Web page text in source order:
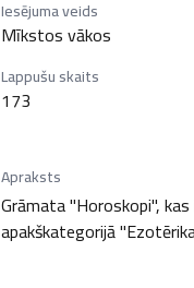
Iesējuma veids
Mīkstos vākos
Lappušu skaits
173
Apraksts
Grāmata "Horoskopi",
apakškategorijā